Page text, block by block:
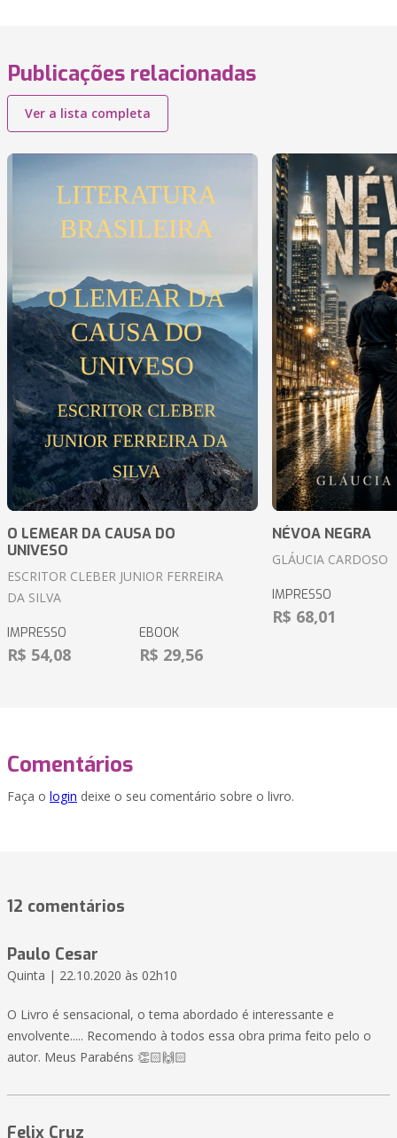
Publicações relacionadas
Ver a lista completa
O LEMEAR DA CAUSA DO
UNIVESO
ESCRITOR CLEBER JUNIOR FERREIRA
DA SILVA
IMPRESSO
R$ 54,08
EBOOK
R$ 29,56
NÉVOA NEGRA
GLÁUCIA CARDOSO
IMPRESSO
R$ 68,01
Comentários
Faça o login deixe o seu comentário sobre o livro.
12 comentários
Paulo Cesar
Quinta | 22.10.2020 às 02h10
O Livro é sensacional, o tema abordado é interessante e
envolvente..... Recomendo à todos essa obra prima feito pelo o
autor. Meus Parabéns 👏🏻🙌🏻
Felix Cruz